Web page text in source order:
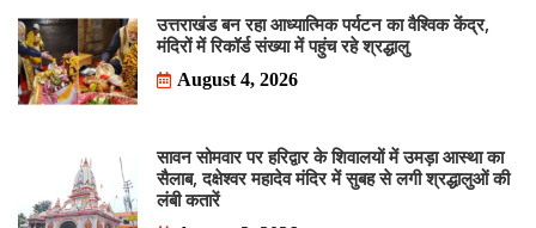
उत्तराखंड बन रहा आध्यात्मिक पर्यटन का वैश्विक केंद्र,
मंदिरों में रिकॉर्ड संख्या में पहुंच रहे श्रद्धालु
August 4, 2026
सावन सोमवार पर हरिद्वार के शिवालयों में उमड़ा आस्था का
सैलाब, दक्षेश्वर महादेव मंदिर में सुबह से लगी श्रद्धालुओं की
लंबी कतारें